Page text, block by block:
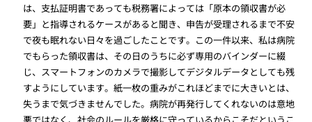
は、支払証明書であっても税務署によっては「原本の領収書が必
要」と指導されるケースがあると聞き、申告が受理されるまで不安
で夜も眠れない日々を過ごしたことです。この一件以来、私は病院
でもらった領収書は、その日のうちに必ず専用のバインダーに綴
じ、スマートフォンのカメラで撮影してデジタルデータとしても残
すようにしています。紙一枚の重みがこれほどまでに大きいとは、
失うまで気づきませんでした。病院が再発行してくれないのは意地